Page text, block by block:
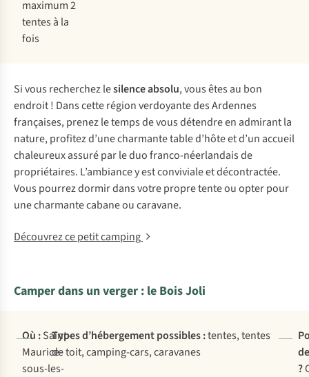
maximum 2
tentes à la
fois
Si vous recherchez lesilence absolu, vous êtes au bon
endroit ! Dans cette région verdoyante des Ardennes
françaises, prenez le temps de vous détendre en admirant la
nature, profitez d’une charmante table d’hôte et d’un accueil
chaleureux assuré par le duo franco-néerlandais de
propriétaires. L’ambiance y est conviviale et décontractée.
Vous pourrez dormir dans votre propre tente ou opter pour
une charmante cabane ou caravane.
Découvrez ce petit camping
Camper dans un verger : le Bois Joli
Où :Saint-
Maurice-
sous-les-
Types d’hébergement possibles :tentes, tentes
de toit, camping-cars, caravanes
?